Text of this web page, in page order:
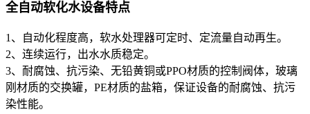
全自动软化水设备特点
1、自动化程度高，软水处理器可定时、定流量自动再生。
2、连续运行，出水水质稳定。
3、耐腐蚀、抗污染、无铅黄铜或PPO材质的控制阀体，玻璃
刚材质的交换罐，PE材质的盐箱，保证设备的耐腐蚀、抗污
染性能。